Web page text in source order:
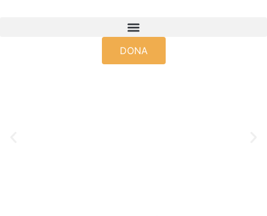
DONA